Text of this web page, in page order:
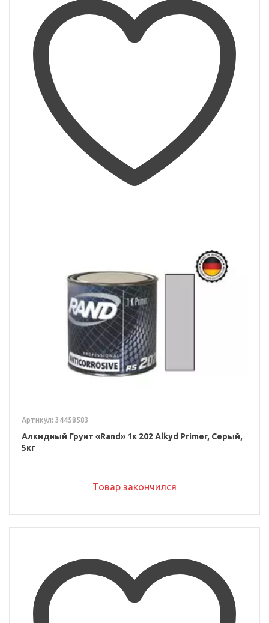
Артикул: 34458583
Алкидный Грунт «Rand» 1к 202 Alkyd Primer, Серый,
5кг
Товар закончился